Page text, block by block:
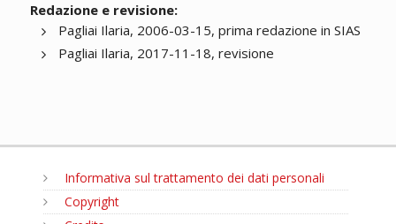
Redazione e revisione:
Pagliai Ilaria, 2006-03-15, prima redazione in SIAS
Pagliai Ilaria, 2017-11-18, revisione
Informativa sul trattamento dei dati personali
Copyright